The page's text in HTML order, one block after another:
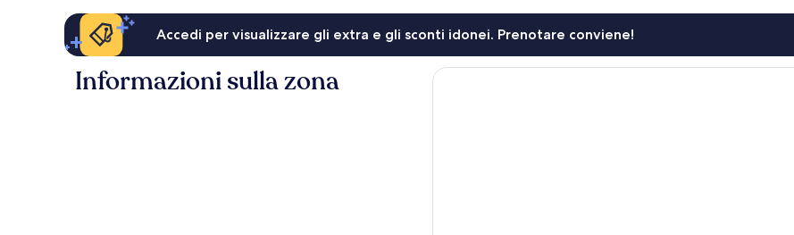
Accedi per visualizzare gli extra e gli sconti idonei. Prenotare conviene!
Informazioni sulla zona